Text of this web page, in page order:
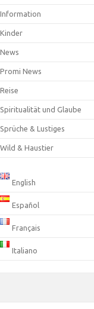
Information
Kinder
News
Promi News
Reise
Spiritualität und Glaube
Sprüche & Lustiges
Wild & Haustier
English
Español
Français
Italiano